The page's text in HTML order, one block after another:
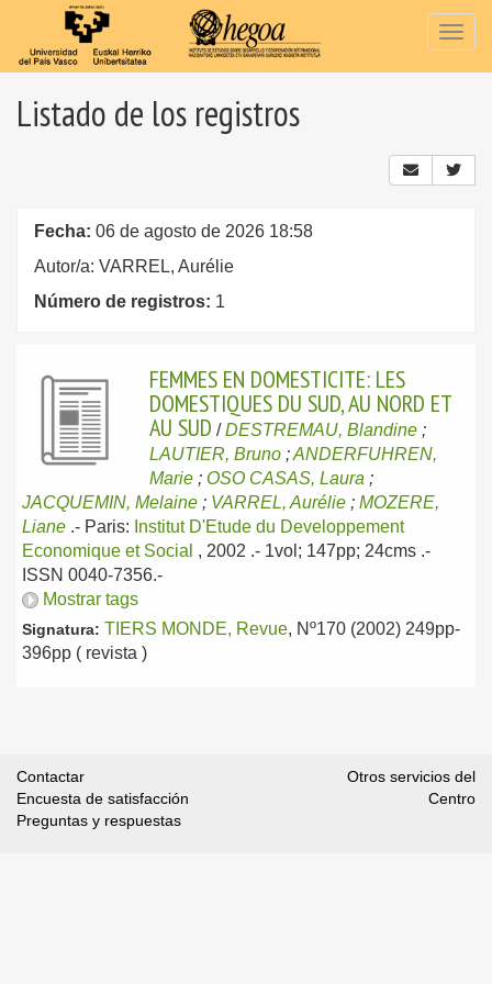
Listado de los registros
Fecha: 06 de agosto de 2026 18:58
Autor/a: VARREL, Aurélie
Número de registros: 1
FEMMES EN DOMESTICITE: LES
DOMESTIQUES DU SUD, AU NORD ET
AU SUD /DESTREMAU, Blandine ;
LAUTIER, Bruno ;ANDERFUHREN,
Marie ; OSO CASAS, Laura ;
JACQUEMIN, Melaine ; VARREL, Aurélie ; MOZERE,
Liane .- Paris: Institut D'Etude du Developpement
Economique et Social , 2002 .- 1vol; 147pp; 24cms .-
ISSN 0040-7356.-
Mostrar tags
Signatura: TIERS MONDE, Revue, Nº170 (2002) 249pp-
396pp ( revista )
Contactar
Encuesta de satisfacción
Preguntas y respuestas
Otros servicios del
Centro